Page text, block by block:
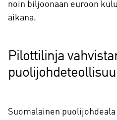
noin biljoonaan euroon
aikana.
Pilottilinja
Suomalainen